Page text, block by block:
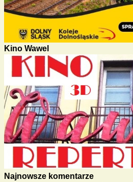
Kino Wawel
Najnowsze komentarze